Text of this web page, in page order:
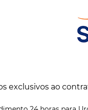
exclusivos ao